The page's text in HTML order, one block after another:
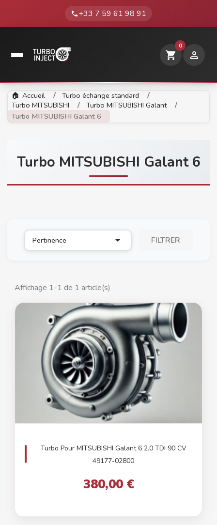
phone+33 7 59 61 98 91
shopping_cart
0

Accueil
Turbo échange standard
Turbo MITSUBISHI
Turbo MITSUBISHI Galant
Turbo MITSUBISHI Galant 6
Turbo MITSUBISHI Galant 6
Pertinence  FILTRER
Affichage 1-1 de 1 article(s)
Turbo Pour MITSUBISHI Galant 6 2.0 TDI 90 CV
49177-02800
380,00 €